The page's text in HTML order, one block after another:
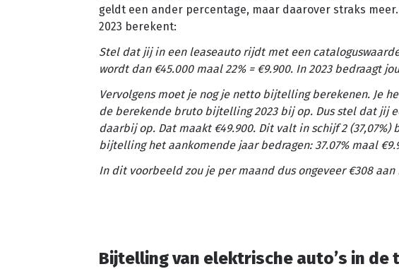
geldt een ander percentage, maar daarover straks
2023 berekent:
Stel dat jij in een leaseauto rijdt met een
wordt dan €45.000 maal 22% = €9.900. In 2023 bedraagt
Vervolgens moet je nog je netto bijtelling berekenen. Je
de berekende bruto bijtelling 2023 bij op. Dus stel dat jij
daarbij op. Dat maakt €49.900. Dit valt in schijf 2
bijtelling het aankomende jaar bedragen: 37.07% maal
In dit voorbeeld zou je per maand dus ongeveer €308
Bijtelling van elektrische auto’s in de